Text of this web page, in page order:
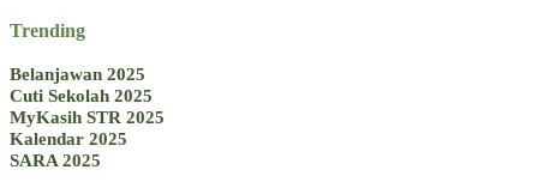
Trending
Belanjawan 2025
Cuti Sekolah 2025
MyKasih STR 2025
Kalendar 2025
SARA 2025